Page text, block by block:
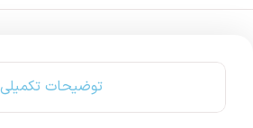
توضیحات تکمیلی